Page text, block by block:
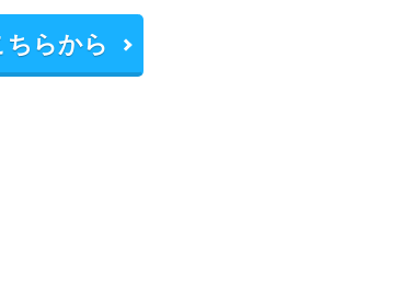
らから